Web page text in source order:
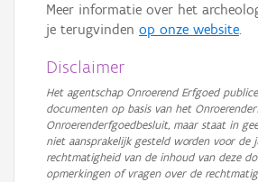
Meer informatie over het
je terugvinden op onze website.
Disclaimer
Het agentschap Onroerend Erfgoed
documenten op basis van het
Onroerenderfgoedbesluit, maar staat in
niet aansprakelijk gesteld worden voor de
rechtmatigheid van de inhoud van deze
opmerkingen of vragen over de